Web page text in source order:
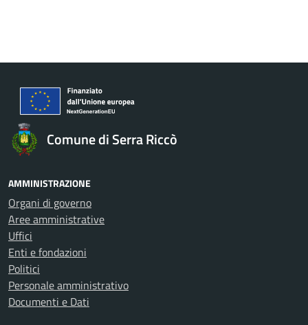
Comune di Serra Riccò
AMMINISTRAZIONE
Organi di governo
Aree amministrative
Uffici
Enti e fondazioni
Politici
Personale amministrativo
Documenti e Dati